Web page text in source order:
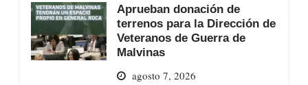
Aprueban donación de
terrenos para la Dirección de
Veteranos de Guerra de
Malvinas
agosto 7, 2026